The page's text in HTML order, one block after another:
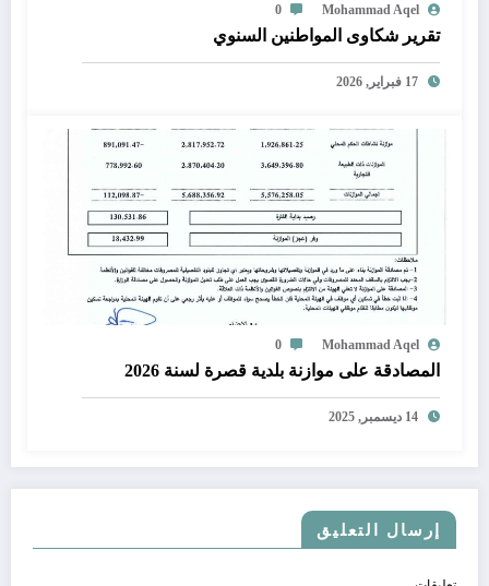
Mohammad Aqel
0
تقرير شكاوى المواطنين السنوي
17 فبراير, 2026
Mohammad Aqel
0
المصادقة على موازنة بلدية قصرة لسنة 2026
14 ديسمبر, 2025
إرسال التعليق